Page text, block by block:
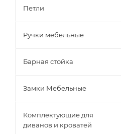
Петли
Ручки мебельные
Барная стойка
Замки Мебельные
Комплектующие для
диванов и кроватей